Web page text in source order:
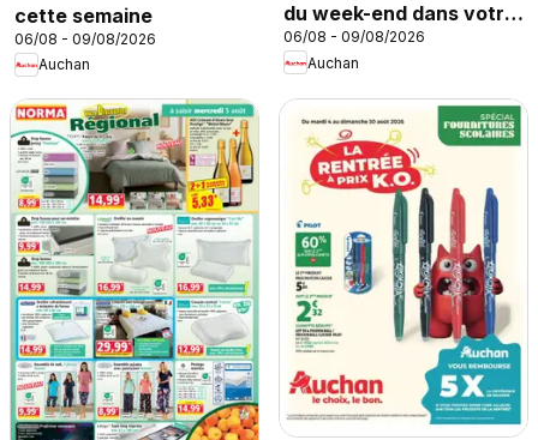
cette semaine
06/08 - 09/08/2026
Auchan
du week-end dans votre
super
06/08 - 09/08/2026
Auchan